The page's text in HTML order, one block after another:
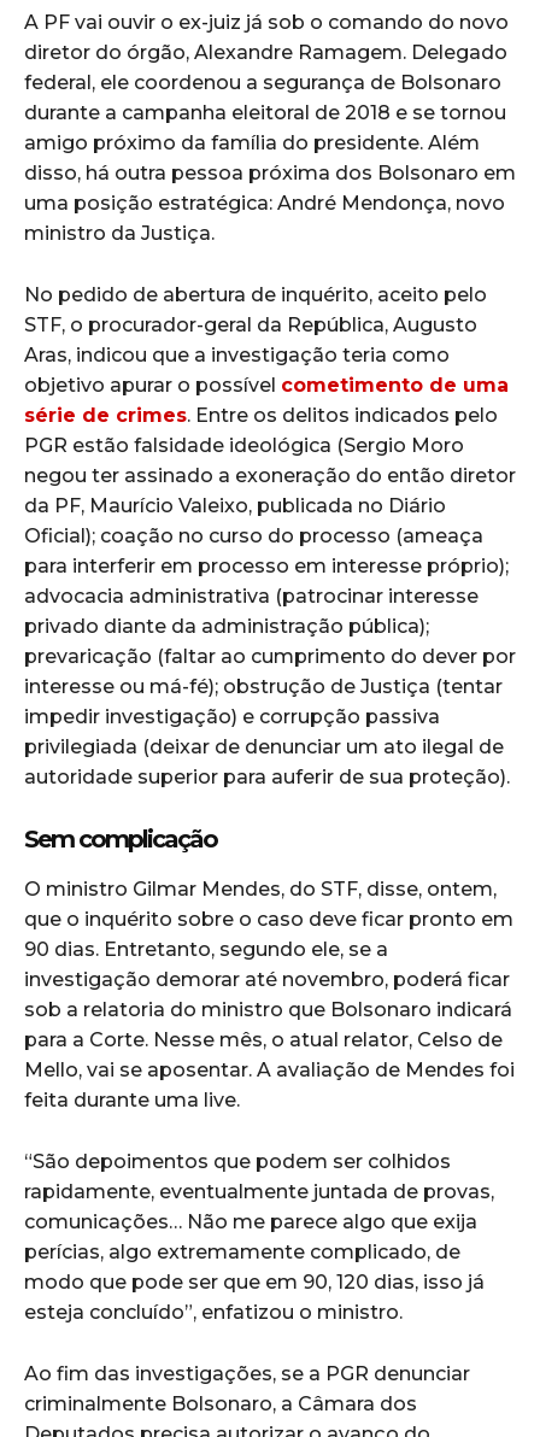
A PF vai ouvir o ex-juiz já sob o comando do novo
diretor do órgão, Alexandre Ramagem. Delegado
federal, ele coordenou a segurança de Bolsonaro
durante a campanha eleitoral de 2018 e se tornou
amigo próximo da família do presidente. Além
disso, há outra pessoa próxima dos Bolsonaro em
uma posição estratégica: André Mendonça, novo
ministro da Justiça.
No pedido de abertura de inquérito, aceito pelo
STF, o procurador-geral da República, Augusto
Aras, indicou que a investigação teria como
objetivo apurar o possível cometimento de uma
série de crimes. Entre os delitos indicados pelo
PGR estão falsidade ideológica (Sergio Moro
negou ter assinado a exoneração do então diretor
da PF, Maurício Valeixo, publicada no Diário
Oficial); coação no curso do processo (ameaça
para interferir em processo em interesse próprio);
advocacia administrativa (patrocinar interesse
privado diante da administração pública);
prevaricação (faltar ao cumprimento do dever por
interesse ou má-fé); obstrução de Justiça (tentar
impedir investigação) e corrupção passiva
privilegiada (deixar de denunciar um ato ilegal de
autoridade superior para auferir de sua proteção).
Sem complicação
O ministro Gilmar Mendes, do STF, disse, ontem,
que o inquérito sobre o caso deve ficar pronto em
90 dias. Entretanto, segundo ele, se a
investigação demorar até novembro, poderá ficar
sob a relatoria do ministro que Bolsonaro indicará
para a Corte. Nesse mês, o atual relator, Celso de
Mello, vai se aposentar. A avaliação de Mendes foi
feita durante uma live.
“São depoimentos que podem ser colhidos
rapidamente, eventualmente juntada de provas,
comunicações… Não me parece algo que exija
perícias, algo extremamente complicado, de
modo que pode ser que em 90, 120 dias, isso já
esteja concluído”, enfatizou o ministro.
Ao fim das investigações, se a PGR denunciar
criminalmente Bolsonaro, a Câmara dos